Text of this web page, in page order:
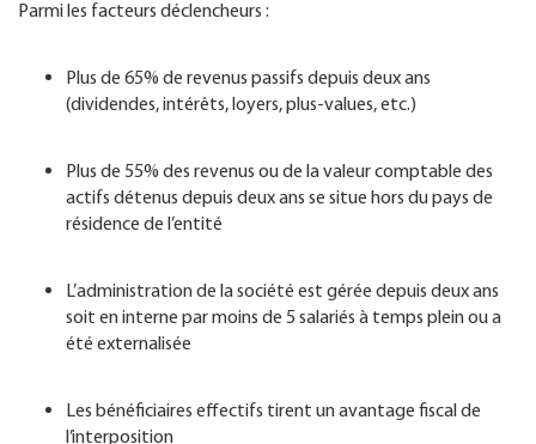
Parmi les facteurs déclencheurs :
Plus de 65% de revenus passifs depuis deux ans
(dividendes, intérêts, loyers, plus-values, etc.)
Plus de 55% des revenus ou de la valeur comptable des
actifs détenus depuis deux ans se situe hors du pays de
résidence de l’entité
​L’administration de la société est gérée depuis deux ans
soit en interne par moins de 5 salariés à temps plein ou a
été externalisée
Les bénéficiaires effectifs tirent un avantage fiscal de
l’interposition